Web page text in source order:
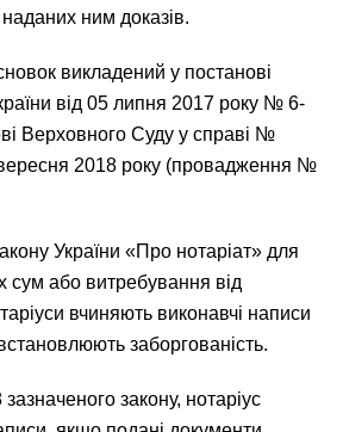
ним доказів.
викладений у постанові
від 05 липня 2017 року № 6-
Верховного Суду у справі №
2018 року (провадження №
України «Про нотаріат» для
сум або витребування від
вчиняють виконавчі написи
заборгованість.
закону, нотаріус